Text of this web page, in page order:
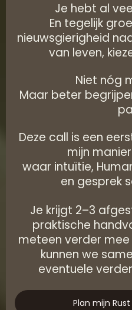
Je hebt al
En tegelijk
nieuwsgierigheid
van leven,
Niet nóg
Maar beter
Deze call is een
mijn
waar intuïtie,
en gesprek
Je krijgt 2–3
praktische
meteen verder mee
kunnen we
eventuele
Plan mijn